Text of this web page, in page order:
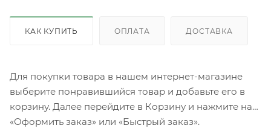
КАК КУПИТЬ ОПЛАТА ДОСТАВКА
Для покупки товара в нашем интернет-магазине
выберите понравившийся товар и добавьте его в
корзину. Далее перейдите в Корзину и нажмите на
«Оформить заказ» или «Быстрый заказ».